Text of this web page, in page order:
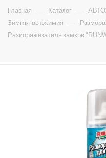
Главная — Каталог —
Зимняя автохимия —
Размораживатель замков